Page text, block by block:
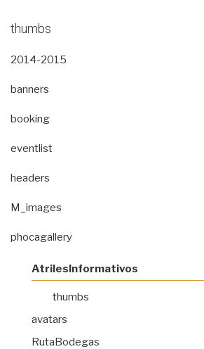
thumbs
2014-2015
banners
booking
eventlist
headers
M_images
phocagallery
AtrilesInformativos
thumbs
avatars
RutaBodegas